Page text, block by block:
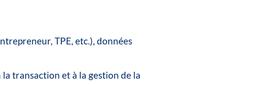
TPE, etc.), données
la transaction et à la gestion de la